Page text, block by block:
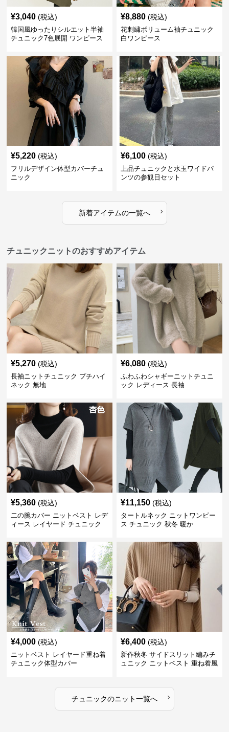
¥3,040 (税込)
韓国風ゆったりシルエット半袖
チュニック7色展開 ワンピース
¥8,880 (税込)
花刺繍ボリューム袖チュニック
白ワンピース
¥5,220 (税込)
フリルデザイン体型カバーチュ
ニック
¥6,100 (税込)
上品チュニックと水玉ワイドパ
ンツの参観日セット
新着アイテムの一覧へ ›
チュニックニットのおすすめアイテム
¥5,270 (税込)
長袖ニットチュニック プチハイ
ネック 無地
¥6,080 (税込)
ふわふわシャギーニットチュニ
ック レディース 長袖
¥5,360 (税込)
二の腕カバー ニットベスト レデ
ィース レイヤード チュニック
¥11,150 (税込)
タートルネック ニットワンピー
ス チュニック 秋冬 暖か
¥4,000 (税込)
ニットベスト レイヤード重ね着
チュニック体型カバー
¥6,400 (税込)
新作秋冬 サイドスリット編みチ
ュニック ニットベスト 重ね着風
チュニックのニット一覧へ ›